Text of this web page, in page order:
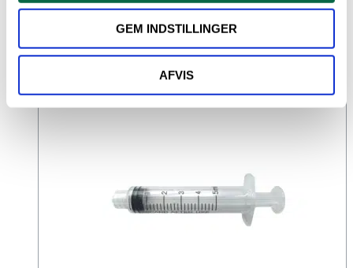
GEM INDSTILLINGER
AFVIS
Varenr.: SN004-5